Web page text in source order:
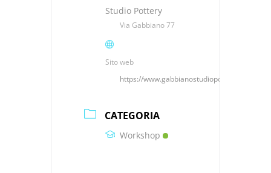
Studio Pottery
Via Gabbiano 77
Sito web
https://www.gabbianostudiopottery.it
CATEGORIA
Workshop